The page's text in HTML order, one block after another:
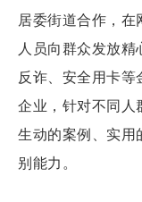
居委街道合作，
人员向群众发放
反诈、安全用卡等
企业，针对不同人
生动的案例、实用
别能力。